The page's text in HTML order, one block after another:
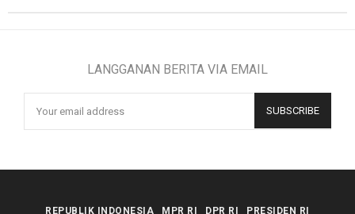
LANGGANAN BERITA VIA EMAIL
REPUBLIK INDONESIA MPR RI DPR RI PRESIDEN RI